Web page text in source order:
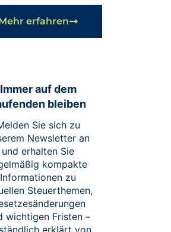
erfahren
Immer auf dem
bleiben
Sie sich zu
Newsletter an
und erhalten Sie
kompakte
Informationen zu
Steuerthemen,
wichtigen Fristen –